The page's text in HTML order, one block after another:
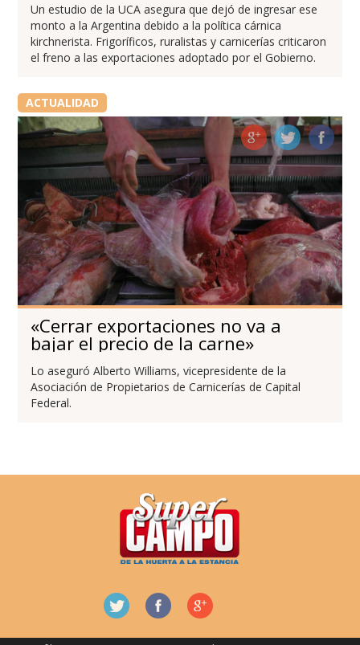
Un estudio de la UCA asegura que dejó de ingresar ese
monto a la Argentina debido a la política cárnica
kirchnerista. Frigoríficos, ruralistas y carnicerías criticaron
el freno a las exportaciones adoptado por el Gobierno.
ACTUALIDAD
«Cerrar exportaciones no va a
bajar el precio de la carne»
Lo aseguró Alberto Williams, vicepresidente de la
Asociación de Propietarios de Carnicerías de Capital
Federal.